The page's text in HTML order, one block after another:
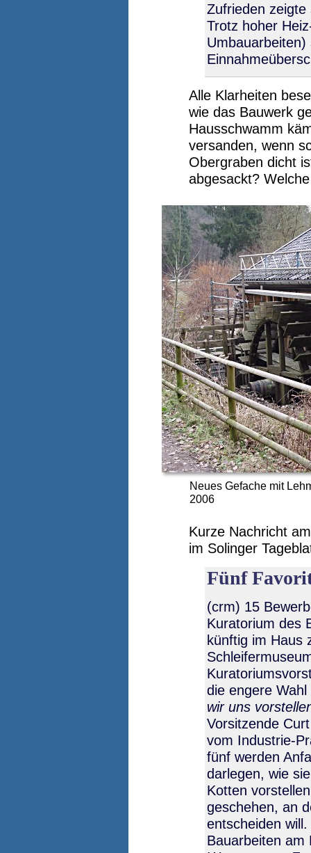
Zufrieden zeigte
Trotz hoher
Alle Klarheiten
wie das Bauwerk
Hausschwamm
versanden, wenn
Obergraben dicht
abgesackt?
Neues Gefache mit
2006
Kurze Nachricht
im Solinger
Fünf
(crm) 15
Kuratorium des
künftig im Haus
die engere
wir uns
Vorsitzende
vom Industrie-
fünf werden
darlegen, wie
Kotten
geschehen, an
entscheiden
Bauarbeiten